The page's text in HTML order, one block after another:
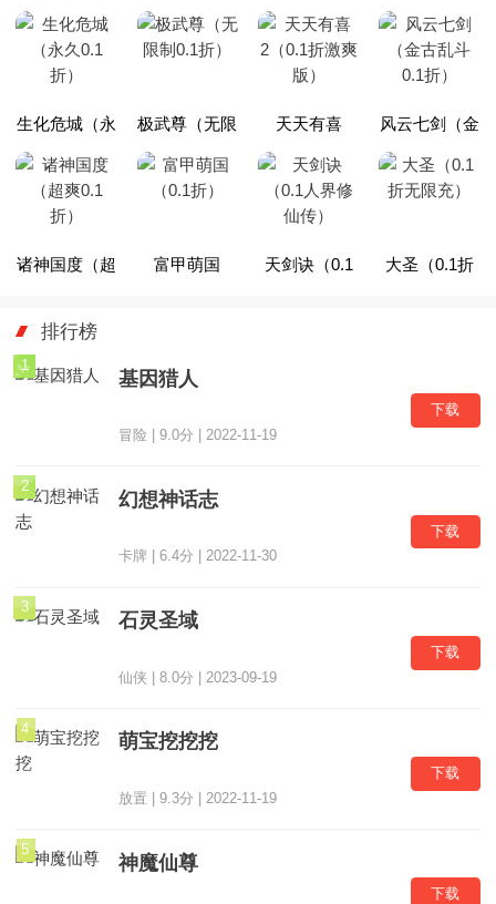
生化危城（永
久0.1折）
极武尊（无限
制0.1折）
天天有喜
2（0.1折激爽
版）
风云七剑（金
古乱斗0.1
折）
诸神国度（超 富甲萌国 天剑诀（0.1 大圣（0.1折
排行榜
1
基因猎人
冒险 | 9.0分 | 2022-11-19
下载
2
幻想神话志
卡牌 | 6.4分 | 2022-11-30
下载
3
石灵圣域
仙侠 | 8.0分 | 2023-09-19
下载
4
萌宝挖挖挖
放置 | 9.3分 | 2022-11-19
下载
5
神魔仙尊
下载